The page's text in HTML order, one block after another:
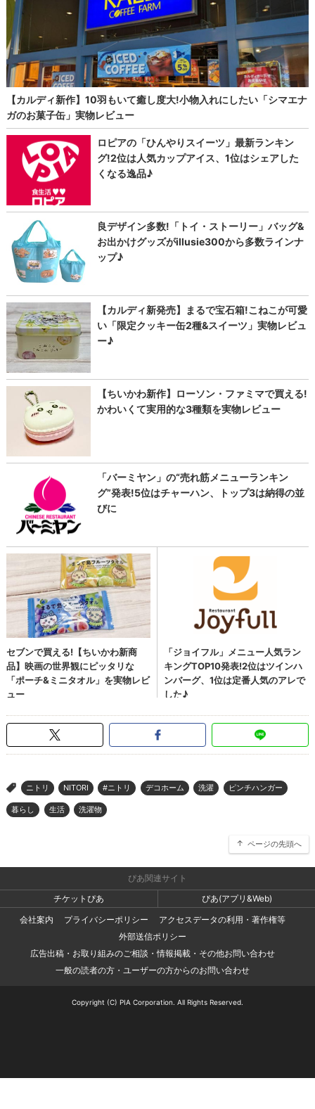
> ニトリ NITORI #ニトリ デコホーム 洗濯 ピンチハンガー
暮らし 生活 洗濯物
ページの先頭へ
ぴあ関連サイト
チケットぴあ
ぴあ(アプリ&Web)
会社案内
プライバシーポリシー
アクセスデータの利用・著作権等
外部送信ポリシー
広告出稿・お取り組みのご相談・情報掲載・その他お問い合わせ
一般の読者の方・ユーザーの方からのお問い合わせ
Copyright (C) PIA Corporation. All Rights Reserved.